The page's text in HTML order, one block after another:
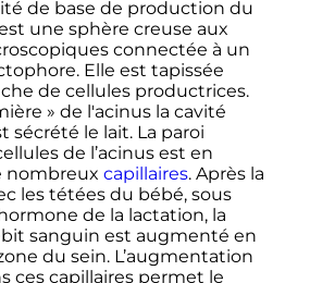
de base de production du
une sphère creuse aux
connectée à un
Elle est tapissée
de cellules productrices.
» de l'acinus la cavité
sécrété le lait. La paroi
de l’acinus est en
nombreux capillaires. Après la
les tétées du bébé, sous
de la lactation, la
sanguin est augmenté en
du sein. L’augmentation
ces capillaires permet le